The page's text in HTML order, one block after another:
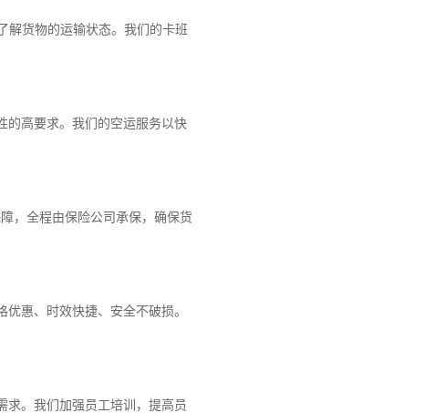
解货物的运输状态。我们的卡班
的高要求。我们的空运服务以快
，全程由保险公司承保，确保货
惠、时效快捷、安全不破损。
求。我们加强员工培训，提高员